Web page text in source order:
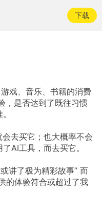
下载
戏、音乐、书籍的消费
，是否达到了既往习惯
去买它；也大概率不会
AI工具，而去买它。
讲了极为精彩故事” 而
的体验符合或超过了我